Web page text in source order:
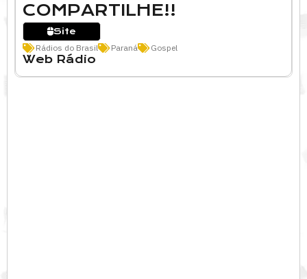
COMPARTILHE!!
Site
Rádios do Brasil
Paraná Gospel
Web Rádio